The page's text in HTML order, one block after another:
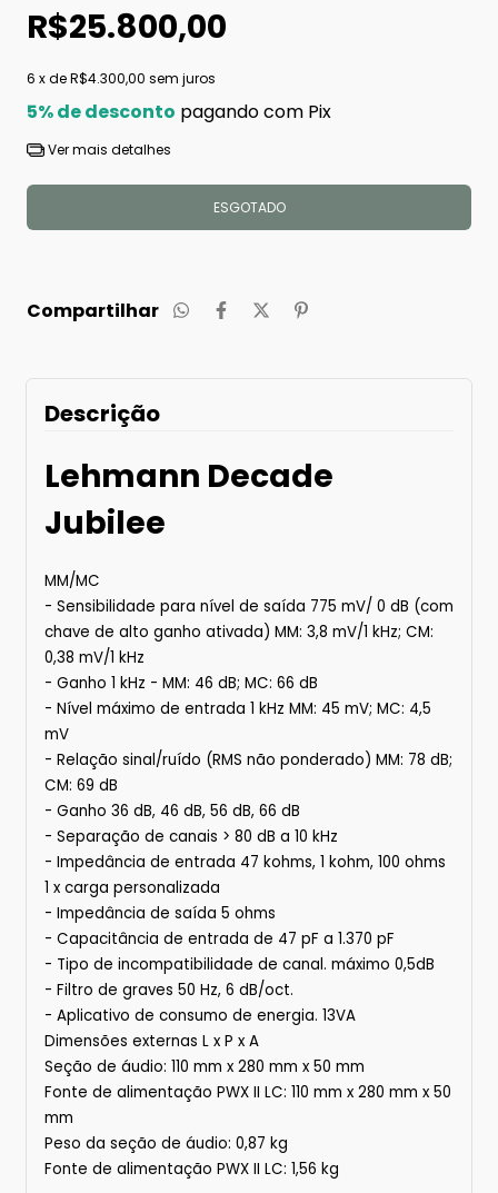
R$25.800,00
6 x deR$4.300,00 sem juros
5% de desconto pagando com Pix
Ver mais detalhes
Compartilhar
Descrição
Lehmann Decade
Jubilee
MM/MC
- Sensibilidade para nível de saída 775 mV/ 0 dB (com
chave de alto ganho ativada) MM: 3,8 mV/1 kHz; CM:
0,38 mV/1 kHz
- Ganho 1 kHz - MM: 46 dB; MC: 66 dB
- Nível máximo de entrada 1 kHz MM: 45 mV; MC: 4,5
mV
- Relação sinal/ruído (RMS não ponderado) MM: 78 dB;
CM: 69 dB
- Ganho 36 dB, 46 dB, 56 dB, 66 dB
- Separação de canais > 80 dB a 10 kHz
- Impedância de entrada 47 kohms, 1 kohm, 100 ohms
1 x carga personalizada
- Impedância de saída 5 ohms
- Capacitância de entrada de 47 pF a 1.370 pF
- Tipo de incompatibilidade de canal. máximo 0,5dB
- Filtro de graves 50 Hz, 6 dB/oct.
- Aplicativo de consumo de energia. 13VA
Dimensões externas L x P x A
Seção de áudio: 110 mm x 280 mm x 50 mm
Fonte de alimentação PWX II LC: 110 mm x 280 mm x 50
mm
Peso da seção de áudio: 0,87 kg
Fonte de alimentação PWX II LC: 1,56 kg